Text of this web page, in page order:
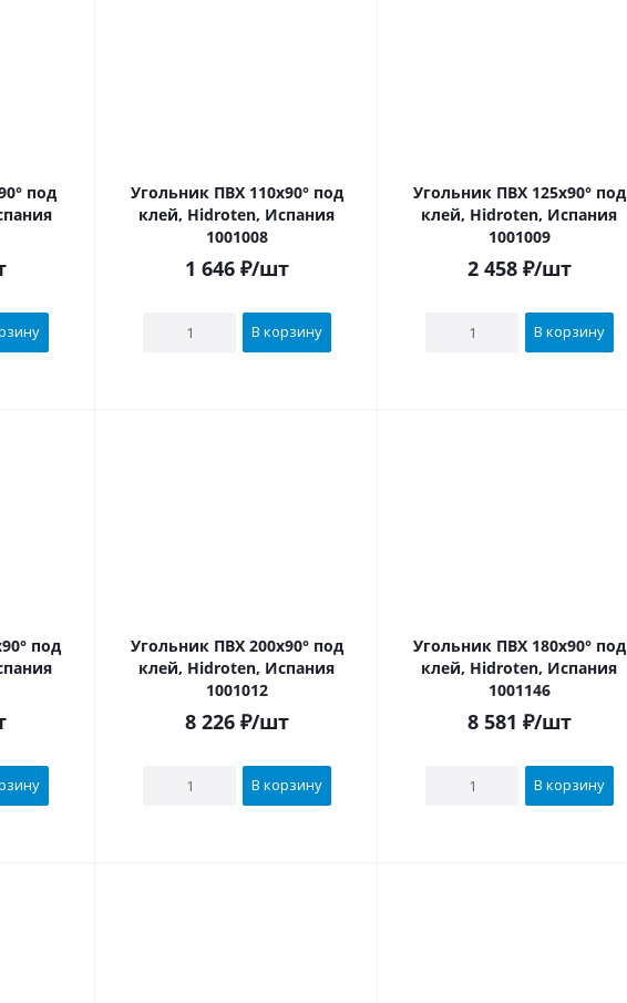
Угольник ПВХ 110х90° под
клей, Hidroten, Испания
1001008
1 646₽/шт
В корзину
Угольник ПВХ 125х90° под
клей, Hidroten, Испания
1001009
2 458₽/шт
В корзину
под
Угольник ПВХ 200х90° под
клей, Hidroten, Испания
1001012
8 226₽/шт
В корзину
Угольник ПВХ 180х90° под
клей, Hidroten, Испания
1001146
8 581 ₽/шт
В корзину